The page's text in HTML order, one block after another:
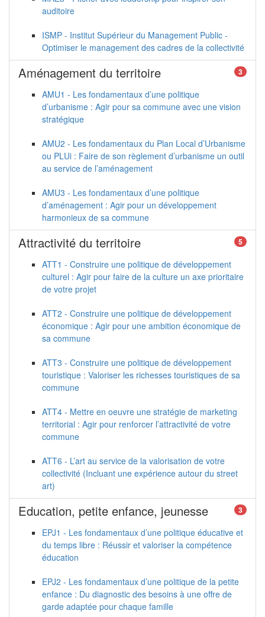
auditoire
ISMP - Institut Supérieur du Management Public -
Optimiser le management des cadres de la collectivité
Aménagement du territoire 3
AMU1 - Les fondamentaux d’une politique
d’urbanisme : Agir pour sa commune avec une vision
stratégique
AMU2 - Les fondamentaux du Plan Local d’Urbanisme
ou PLUi : Faire de son règlement d’urbanisme un outil
au service de l’aménagement
AMU3 - Les fondamentaux d’une politique
d’aménagement : Agir pour un développement
harmonieux de sa commune
Attractivité du territoire 5
ATT1 - Construire une politique de développement
culturel : Agir pour faire de la culture un axe prioritaire
de votre projet
ATT2 - Construire une politique de développement
économique : Agir pour une ambition économique de
sa commune
ATT3 - Construire une politique de développement
touristique : Valoriser les richesses touristiques de sa
commune
ATT4 - Mettre en oeuvre une stratégie de marketing
territorial : Agir pour renforcer l’attractivité de votre
commune
ATT6 - L’art au service de la valorisation de votre
collectivité (Incluant une expérience autour du street
art)
Education, petite enfance, jeunesse 3
EPJ1 - Les fondamentaux d’une politique éducative et
du temps libre : Réussir et valoriser la compétence
éducation
EPJ2 - Les fondamentaux d’une politique de la petite
enfance : Du diagnostic des besoins à une offre de
garde adaptée pour chaque famille